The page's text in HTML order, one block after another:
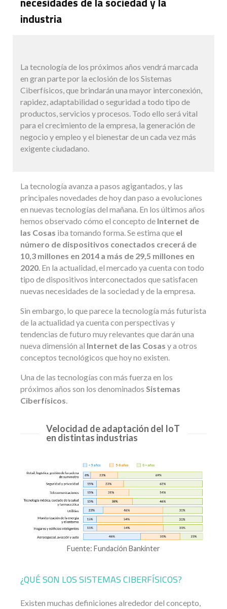
industria
La tecnología de los próximos años vendrá marcada
en gran parte por la eclosión de los Sistemas
Ciberfísicos, que brindarán una mayor interconexión,
rapidez, adaptabilidad o seguridad a todo tipo de
productos, servicios y procesos. Todo ello será vital
para el crecimiento de la empresa, la generación de
negocio y empleo y el bienestar de un cada vez más
exigente ciudadano.
La tecnología avanza a pasos agigantados, y las
principales novedades de hoy dan paso a evoluciones
en nuevas tecnologías del mañana. En los últimos años
hemos observado cómo el concepto de Internet de
las Cosas iba tomando forma. Se estima que el
número de dispositivos conectados crecerá de
10,3 millones en 2014 a más de 29,5 millones en
2020. En la actualidad, el mercado ya cuenta con todo
tipo de dispositivos interconectados que satisfacen
nuevas necesidades de la sociedad y de la empresa.
Sin embargo, lo que parece la tecnología más futurista
de la actualidad ya cuenta con perspectivas y
tendencias de futuro muy relevantes que darán una
nueva dimensión al Internet de las Cosas y a otros
conceptos tecnológicos que hoy no existen.
Una de las tecnologías con más fuerza en los
próximos años son los denominados Sistemas
Ciberfísicos.
Velocidad de adaptación del IoT
en distintas industrias
Fuente: Fundación Bankinter
¿QUÉ SON LOS SISTEMAS CIBERFÍSICOS?
Existen muchas definiciones alrededor del concepto,